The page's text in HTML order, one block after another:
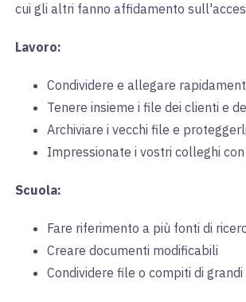
cui gli altri fanno affidamento
Lavoro:
Condividere e allegare
Tenere insieme i file dei clienti e
Archiviare i vecchi file e
Impressionate i vostri colleghi
Scuola:
Fare riferimento a più fonti di
Creare documenti modificabili
Condividere file o compiti di